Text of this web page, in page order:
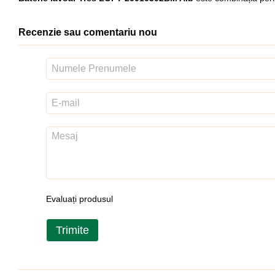
Recenzie sau comentariu nou
Evaluați produsul
Trimite